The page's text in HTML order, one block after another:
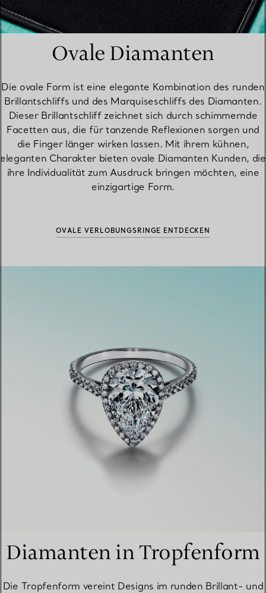
Ovale Diamanten
Die ovale Form ist eine elegante Kombination des runden
Brillantschliffs und des Marquiseschliffs des Diamanten.
Dieser Brillantschliff zeichnet sich durch schimmernde
Facetten aus, die für tanzende Reflexionen sorgen und
die Finger länger wirken lassen. Mit ihrem kühnen,
eleganten Charakter bieten ovale Diamanten Kunden, die
ihre Individualität zum Ausdruck bringen möchten, eine
einzigartige Form.
OVALE VERLOBUNGSRINGE ENTDECKEN
Diamanten in Tropfenform
Die Tropfenform vereint Designs im runden Brillant- und